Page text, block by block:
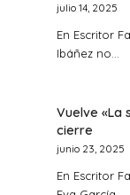
julio 14, 2025
En Escritor
Ibáñez no…
Vuelve «La
cierre
junio 23, 2025
En Escritor